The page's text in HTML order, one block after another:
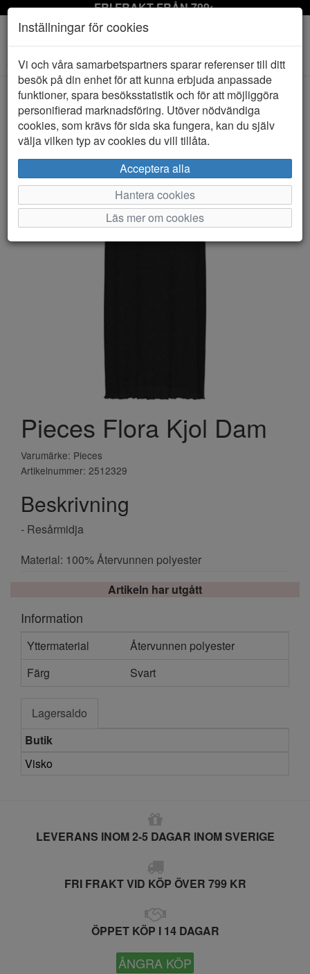
FRI FRAKT FRÅN 799:-
Toggle
navigation
HEM PIECES
Pieces Flora Kjol Dam
Varumärke: Pieces
Artikelnummer: 2512329
Beskrivning
- Resårmidja
Material: 100% Återvunnen polyester
Artikeln har utgått
Information
Yttermaterial
Återvunnen polyester
Färg
Svart
Lagersaldo
Butik
Visko
LEVERANS INOM 2-5 DAGAR INOM SVERIGE
FRI FRAKT VID KÖP ÖVER 799 KR
ÖPPET KÖP I 14 DAGAR
ÅNGRA KÖP
Inställningar för cookies
Vi och våra samarbetspartners sparar referenser till ditt
besök på din enhet för att kunna erbjuda anpassade
funktioner, spara besöksstatistik och för att möjliggöra
personifierad marknadsföring. Utöver nödvändiga
cookies, som krävs för sida ska fungera, kan du själv
välja vilken typ av cookies du vill tillåta.
Acceptera alla
Hantera cookies
Läs mer om cookies